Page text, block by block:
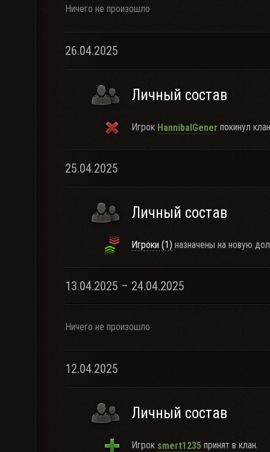
Ничего не произошло
26.04.2025
Личный состав
Игрок HannibalGener покинул
25.04.2025
Личный состав
Игроки (1) назначены на новую
13.04.2025 – 24.04.2025
Ничего не произошло
12.04.2025
Личный состав
Игрок smert1235 принят в клан.